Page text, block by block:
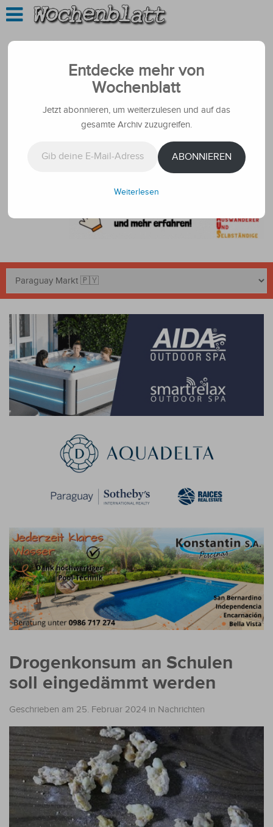
Drogenkonsum an Schulen
soll eingedämmt werden
Geschrieben am 25. Februar 2024 in Nachrichten
Entdecke mehr von
Wochenblatt
Jetzt abonnieren, um weiterzulesen und auf das
gesamte Archiv zuzugreifen.
ABONNIEREN
Weiterlesen